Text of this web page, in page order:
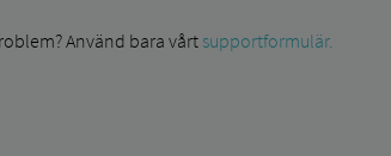
Använd bara vårtsupportformulär.